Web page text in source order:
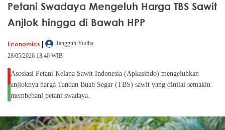
Petani Swadaya Mengeluh Harga TBS Sawit
Anjlok hingga di Bawah HPP
Economics |
Tangguh Yudha
28/05/2026 13:40 WIB
Asosiasi Petani Kelapa Sawit Indonesia (Apkasindo) mengeluhkan
anjloknya harga Tandan Buah Segar (TBS) sawit yang dinilai semakin
membebani petani swadaya.